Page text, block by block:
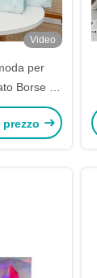
Video
per
Borse di